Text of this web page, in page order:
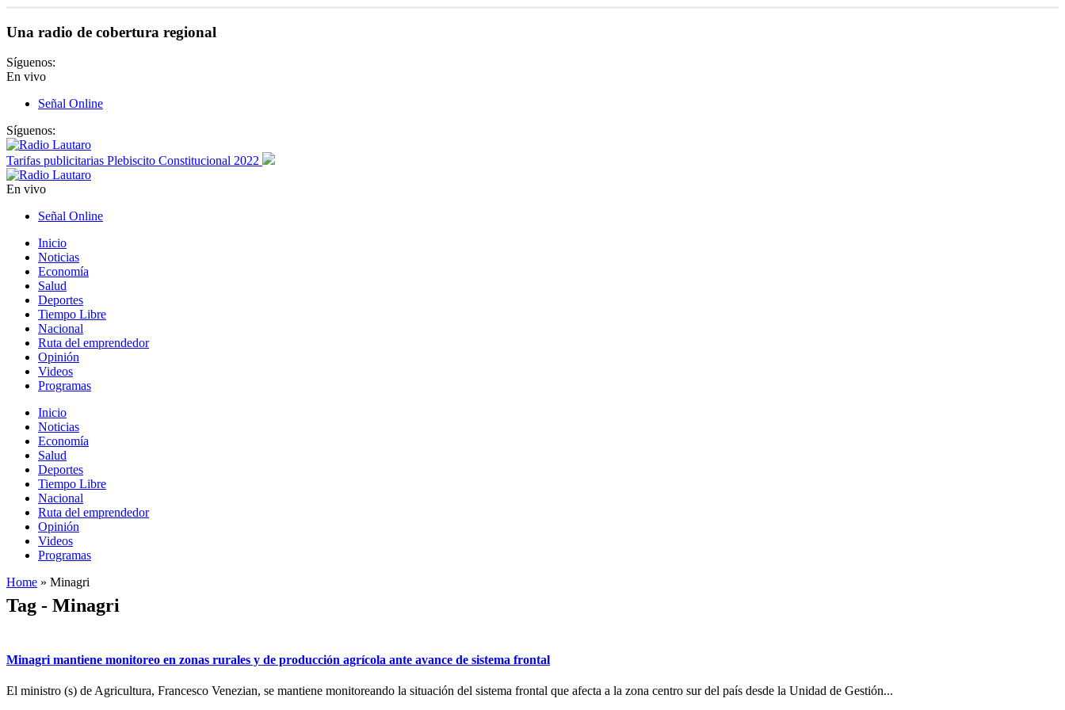
Una radio de cobertura regional
Síguenos:
En vivo
Señal Online
Síguenos:
Tarifas publicitarias Plebiscito Constitucional 2022
En vivo
Señal Online
Inicio
Noticias
Economía
Salud
Deportes
Tiempo Libre
Nacional
Ruta del emprendedor
Opinión
Videos
Programas
Inicio
Noticias
Economía
Salud
Deportes
Tiempo Libre
Nacional
Ruta del emprendedor
Opinión
Videos
Programas
Home » Minagri
Tag - Minagri
Minagri mantiene monitoreo en zonas rurales y de producción agrícola ante avance de sistema frontal
El ministro (s) de Agricultura, Francesco Venezian, se mantiene monitoreando la situación del sistema frontal que afecta a la zona centro sur del país desde la Unidad de Gestión...